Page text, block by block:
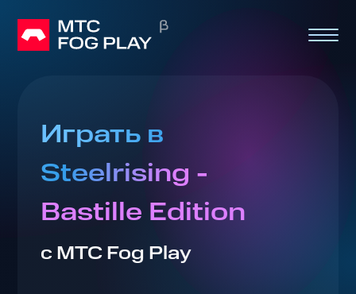
Играть в
Steelrising -
Bastille Edition
с МТС Fog Play